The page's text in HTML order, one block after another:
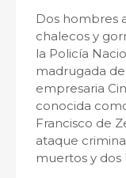
Dos hombres
chalecos y
la Policía
madrugada
empresaria
conocida
Francisco de
ataque
muertos y dos